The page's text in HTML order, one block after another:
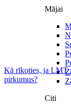
Mājai
Citi
Kā rīkoties, ja LMT
pirkumus?